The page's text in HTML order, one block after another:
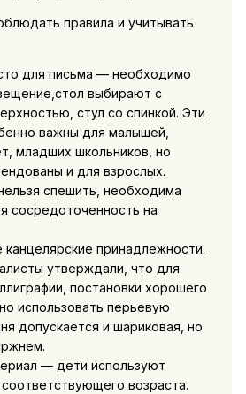
правила и учитывать
для письма — необходимо
выбирают с
стул со спинкой. Эти
важны для малышей,
младших школьников, но
и для взрослых.
спешить, необходима
сосредоточенность на
принадлежности.
утверждали, что для
постановки хорошего
использовать перьевую
допускается и шариковая, но
— дети используют
возраста.